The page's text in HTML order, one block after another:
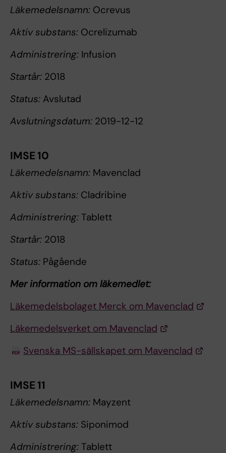
Läkemedelsnamn: Ocrevus
Aktiv substans: Ocrelizumab
Administrering: Infusion
Startår: 2018
Status: Avslutad
Avslutningsdatum: 2019-12-12
IMSE 10
Läkemedelsnamn: Mavenclad
Aktiv substans: Cladribine
Administrering: Tablett
Startår: 2018
Status: Pågående
Mer information om läkemedlet:
Läkemedelsbolaget Merck om Mavenclad
Läkemedelsverket om Mavenclad
Svenska MS-sällskapet om Mavenclad
IMSE 11
Läkemedelsnamn: Mayzent
Aktiv substans: Siponimod
Administrering: Tablett